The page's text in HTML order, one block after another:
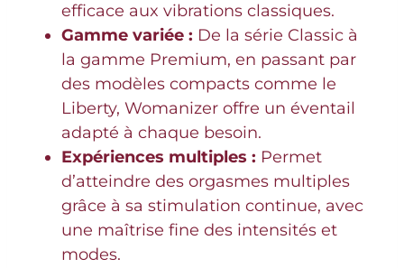
efficace aux vibrations classiques.
Gamme variée : De la série Classic à
la gamme Premium, en passant par
des modèles compacts comme le
Liberty, Womanizer offre un éventail
adapté à chaque besoin.
Expériences multiples : Permet
d’atteindre des orgasmes multiples
grâce à sa stimulation continue, avec
une maîtrise fine des intensités et
modes.